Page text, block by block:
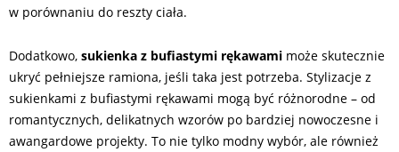
w porównaniu do reszty ciała.
Dodatkowo, sukienka z bufiastymi rękawami może skutecznie
ukryć pełniejsze ramiona, jeśli taka jest potrzeba. Stylizacje z
sukienkami z bufiastymi rękawami mogą być różnorodne – od
romantycznych, delikatnych wzorów po bardziej nowoczesne i
awangardowe projekty. To nie tylko modny wybór, ale również